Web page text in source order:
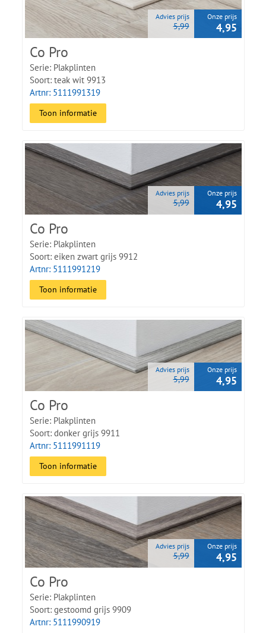
Advies prijs
5,99
Onze prijs
4,95
Co Pro
Serie: Plakplinten
Soort: teak wit 9913
Artnr: 5111991319
Toon informatie
Advies prijs
5,99
Onze prijs
4,95
Co Pro
Serie: Plakplinten
Soort: eiken zwart grijs 9912
Artnr: 5111991219
Toon informatie
Advies prijs
5,99
Onze prijs
4,95
Co Pro
Serie: Plakplinten
Soort: donker grijs 9911
Artnr: 5111991119
Toon informatie
Advies prijs
5,99
Onze prijs
4,95
Co Pro
Serie: Plakplinten
Soort: gestoomd grijs 9909
Artnr: 5111990919